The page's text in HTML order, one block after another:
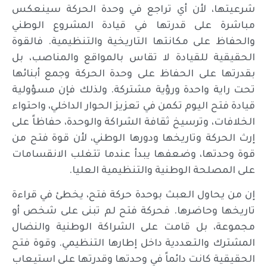
شرعيتها، لأن أي تراجع في وحدة الحركة سينعكس
مباشرة على قدرتها في قيادة المشروع الوطني
والحفاظ على مكانتها التاريخية والتنظيمية. فالقوة
الحقيقية للقيادة لا تقاس بالمواقع والمناصب، بل
بقدرتها على الحفاظ على وحدة الحركة وجمع أبنائها
تحت راية واحدة ورؤية مشتركة. ولذلك فإن مسؤولية
قيادة فتح اليوم تكمن في تعزيز الحوار الداخلي، واحتواء
الخلافات، وترسيخ ثقافة الشراكة والوحدة، حفاظاً على
إرث الحركة وتاريخها ودورها الوطني، لأن قوة فتح من
قوة وحدتها، وضعفها يبدأ عندما تتغلب الانقسامات
على المصلحة الوطنية والتنظيمية العليا.
إن من يحاول العبث بوحدة حركة فتح، يخطئ في قراءة
تاريخها وحاضرها. فحركة فتح لم تبنى على شخص أو
مجموعة، بل قامت على الشراكة الوطنية والنضال
المشترك والتعددية داخل إطارها التنظيمي. وقوة فتح
الحقيقية كانت دائماً في وحدتها وقدرتها على استيعاب